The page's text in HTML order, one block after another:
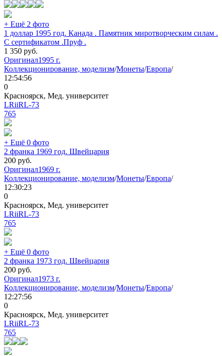
+ Ещё 2 фото
1 доллар 1995 год. Канада . Памятник миротворческим силам .
С сертификатом .Пруф .
1 350 руб.
Оригинал1995 г.
Коллекционирование, моделизм/Монеты/Европа/
12:54:56
0
Красноярск, Мед. университет
LRiiRL-73
765
+ Ещё 0 фото
2 франка 1969 год. Швейцария
200 руб.
Оригинал1969 г.
Коллекционирование, моделизм/Монеты/Европа/
12:30:23
0
Красноярск, Мед. университет
LRiiRL-73
765
+ Ещё 0 фото
2 франка 1973 год. Швейцария
200 руб.
Оригинал1973 г.
Коллекционирование, моделизм/Монеты/Европа/
12:27:56
0
Красноярск, Мед. университет
LRiiRL-73
765